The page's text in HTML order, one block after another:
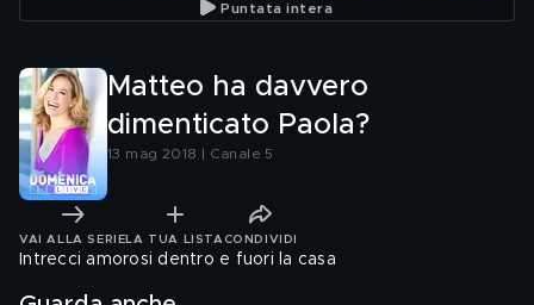
Puntata intera
Matteo ha davvero
dimenticato Paola?
13 mag 2018 | Canale 5
VAI ALLA SERIE LA TUA LISTA CONDIVIDI
Intrecci amorosi dentro e fuori la casa